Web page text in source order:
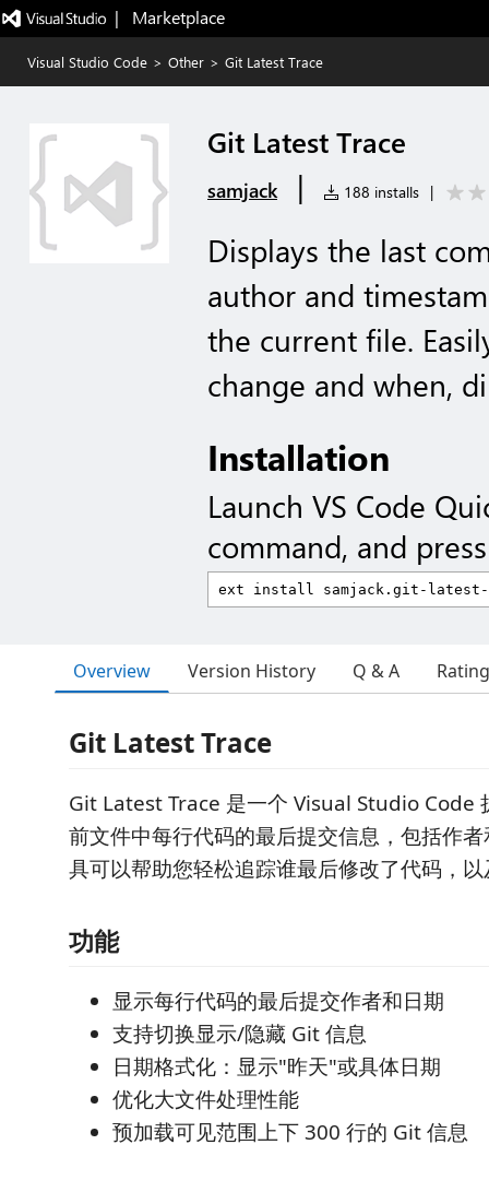
|   Marketplace
Visual Studio Code > Other > Git Latest Trace
Git Latest Trace
samjack | 188 installs |
Displays the last
author and
the current file.
change and when,
Installation
Launch VS Code
command, and
Overview Version History Q & A
Git Latest Trace
Git Latest Trace 是一个 Visual Studio Code
前文件中每行代码的最后提交信息，包括作
具可以帮助您轻松追踪谁最后修改了代码，
功能
显示每行代码的最后提交作者和日期
支持切换显示/隐藏 Git 信息
日期格式化：显示"昨天"或具体日期
优化大文件处理性能
预加载可见范围上下 300 行的 Git 信息